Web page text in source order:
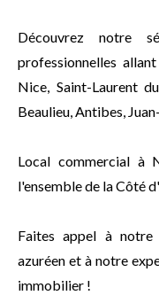
Découvrez notre
professionnelles
Nice, Saint-Laurent
Beaulieu, Antibes,
Local commercial à
l'ensemble de la Côté
Faites appel à notre
azuréen et à notre
immobilier !